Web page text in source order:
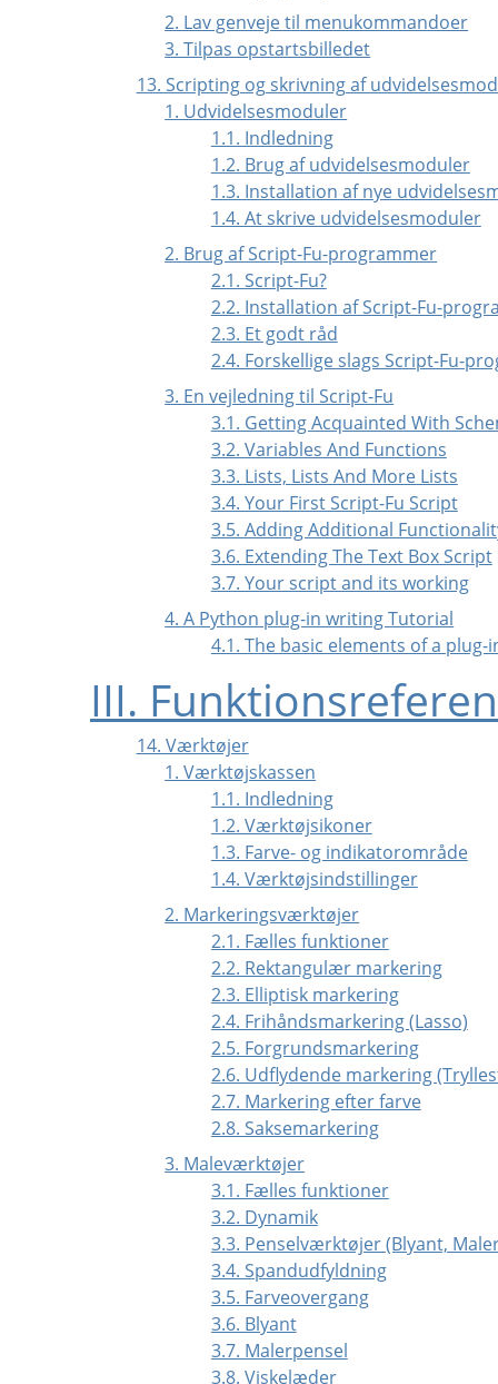
2. Lav genveje til menukommandoer
3. Tilpas opstartsbilledet
13. Scripting og skrivning af
1. Udvidelsesmoduler
1.1. Indledning
1.2. Brug af udvidelsesmoduler
1.3. Installation af nye
1.4. At skrive udvidelsesmoduler
2. Brug af Script-Fu-programmer
2.1. Script-Fu?
2.2. Installation af Script-Fu-
2.3. Et godt råd
2.4. Forskellige slags Script-Fu-
3. En vejledning til Script-Fu
3.1. Getting Acquainted With
3.2. Variables And Functions
3.3. Lists, Lists And More Lists
3.4. Your First Script-Fu Script
3.5. Adding Additional
3.6. Extending The Text Box Script
3.7. Your script and its working
4. A Python plug-in writing Tutorial
4.1. The basic elements of a plug-
III.
14. Værktøjer
1. Værktøjskassen
1.1. Indledning
1.2. Værktøjsikoner
1.3. Farve- og indikatorområde
1.4. Værktøjsindstillinger
2. Markeringsværktøjer
2.1. Fælles funktioner
2.2. Rektangulær markering
2.3. Elliptisk markering
2.4. Frihåndsmarkering (Lasso)
2.5. Forgrundsmarkering
2.6. Udflydende markering
2.7. Markering efter farve
2.8. Saksemarkering
3. Maleværktøjer
3.1. Fælles funktioner
3.2. Dynamik
3.3. Penselværktøjer (Blyant,
3.4. Spandudfyldning
3.5. Farveovergang
3.6. Blyant
3.7. Malerpensel
3.8. Viskelæder